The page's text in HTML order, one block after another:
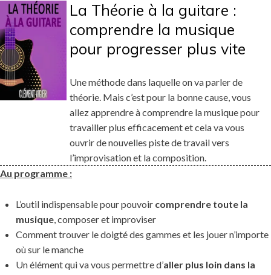
La Théorie à la guitare :
comprendre la musique
pour progresser plus vite
Une méthode dans laquelle on va parler de
théorie. Mais c’est pour la bonne cause, vous
allez apprendre à comprendre la musique pour
travailler plus efficacement et cela va vous
ouvrir de nouvelles piste de travail vers
l’improvisation et la composition.
Au programme :
L’outil indispensable pour pouvoir comprendre toute la
musique, composer et improviser
Comment trouver le doigté des gammes et les jouer n’importe
où sur le manche
Un élément qui va vous permettre d’aller plus loin dans la